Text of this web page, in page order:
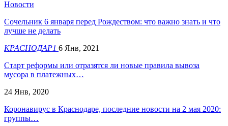
Новости
Сочельник 6 января перед Рождеством: что важно знать и что
лучше не делать
КРАСНОДАР1 6 Янв, 2021
Старт реформы или отразятся ли новые правила вывоза
мусора в платежных…
24 Янв, 2020
Коронавирус в Краснодаре, последние новости на 2 мая 2020:
группы…